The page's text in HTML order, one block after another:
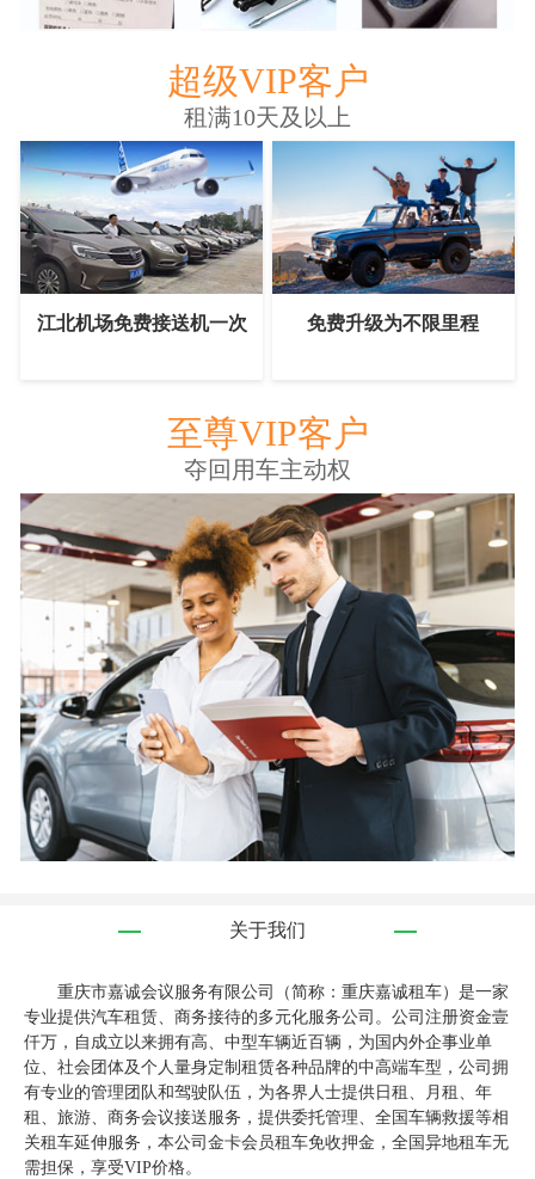
超级VIP客户
租满10天及以上
江北机场免费接送机一次 免费升级为不限里程
至尊VIP客户
夺回用车主动权
关于我们
重庆市嘉诚会议服务有限公司（简称：重庆嘉诚租车）是一家
专业提供汽车租赁、商务接待的多元化服务公司。公司注册资金壹
仟万，自成立以来拥有高、中型车辆近百辆，为国内外企事业单
位、社会团体及个人量身定制租赁各种品牌的中高端车型，公司拥
有专业的管理团队和驾驶队伍，为各界人士提供日租、月租、年
租、旅游、商务会议接送服务，提供委托管理、全国车辆救援等相
关租车延伸服务，本公司金卡会员租车免收押金，全国异地租车无
需担保，享受VIP价格。